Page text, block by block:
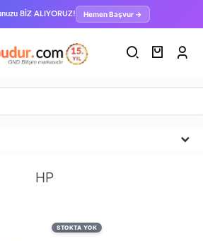
BİZ ALIYORUZ! Hemen Başvur →
HP
STOKTA YOK